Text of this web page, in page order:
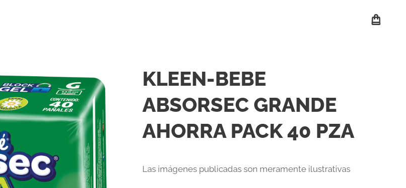
KLEEN-BEBE
ABSORSEC GRANDE
AHORRA PACK 40 PZA
Las imágenes publicadas son meramente ilustrativas